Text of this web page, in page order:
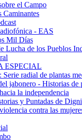
el Campo
Caminantes
- EAS
Mil Días
Lucha de los Pueblos
ESPECIAL
radial de plantas
jabonero - Historias de
la independencia
y Puntadas de
contra las